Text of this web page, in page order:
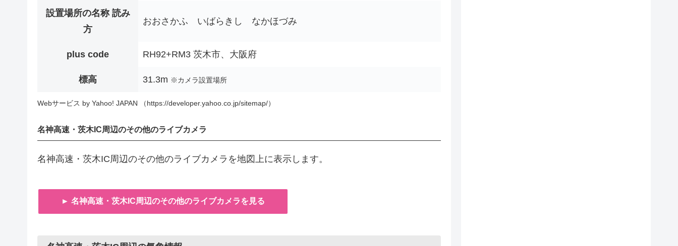
設置場所の名称 読み
方
おおさかふ いばらきし なかほづみ
plus code RH92+RM3 茨木市、大阪府
標高 31.3m ※カメラ設置場所
Webサービス by Yahoo! JAPAN （https://developer.yahoo.co.jp/sitemap/）
名神高速・茨木IC周辺のその他のライブカメラ
名神高速・茨木IC周辺のその他のライブカメラを地図上に表示します。
► 名神高速・茨木IC周辺のその他のライブカメラを見る